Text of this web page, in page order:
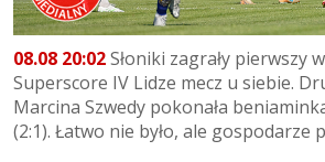
08.08 20:02Słoniki zagrały pierwszy
Superscore IV Lidze mecz u siebie.
Marcina Szwedy pokonała
(2:1). Łatwo nie było, ale gospodarze